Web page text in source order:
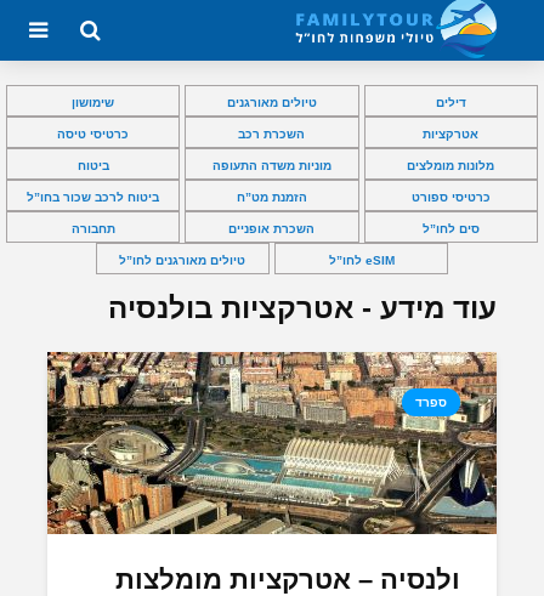
דילים טיולים מאורגנים שימושון
אטרקציות השכרת רכב כרטיסי טיסה
מלונות מומלצים מוניות משדה התעופה ביטוח
כרטיסי ספורט הזמנת מט”ח ביטוח לרכב שכור בחו”ל
סים לחו”ל השכרת אופניים תחבורה
eSIM לחו”ל טיולים מאורגנים לחו”ל
עוד מידע - אטרקציות בולנסיה
ספרד
ולנסיה – אטרקציות מומלצות